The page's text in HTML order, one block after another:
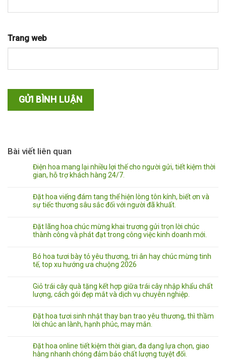
Trang web
Bài viết liên quan
Điện hoa mang lại nhiều lợi thế cho người gửi, tiết kiệm thời
gian, hỗ trợ khách hàng 24/7.
Đặt hoa viếng đám tang thể hiện lòng tôn kính, biết ơn và
sự tiếc thương sâu sắc đối với người đã khuất.
Đặt lãng hoa chúc mừng khai trương gửi trọn lời chúc
thành công và phát đạt trong công việc kinh doanh mới.
Bó hoa tươi bày tỏ yêu thương, tri ân hay chúc mừng tinh
tế, top xu hướng ưa chuộng 2026
Giỏ trái cây quà tặng kết hợp giữa trái cây nhập khẩu chất
lượng, cách gói đẹp mắt và dịch vụ chuyên nghiệp.
Đặt hoa tươi sinh nhật thay bạn trao yêu thương, thì thầm
lời chúc an lành, hạnh phúc, may mắn.
Đặt hoa online tiết kiệm thời gian, đa dạng lựa chọn, giao
hàng nhanh chóng đảm bảo chất lượng tuyệt đối.